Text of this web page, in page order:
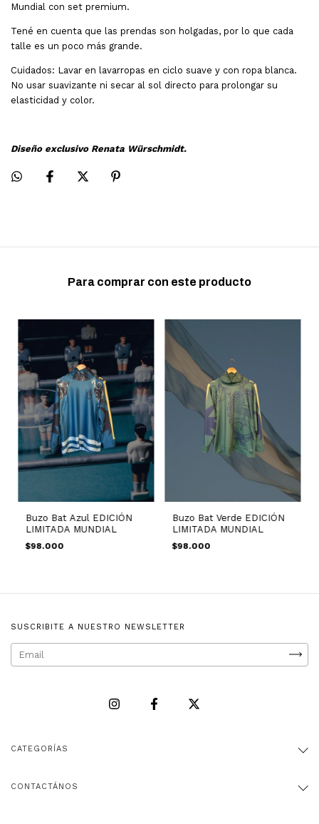
Mundial con set premium.
Tené en cuenta que las prendas son holgadas, por lo que cada
talle es un poco más grande.
Cuidados: Lavar en lavarropas en ciclo suave y con ropa blanca.
No usar suavizante ni secar al sol directo para prolongar su
elasticidad y color.
Diseño exclusivo Renata Würschmidt.
Para comprar con este producto
Buzo Bat Azul EDICIÓN
LIMITADA MUNDIAL
$98.000
Buzo Bat Verde EDICIÓN
LIMITADA MUNDIAL
$98.000
SUSCRIBITE A NUESTRO NEWSLETTER
CATEGORÍAS
CONTACTÁNOS